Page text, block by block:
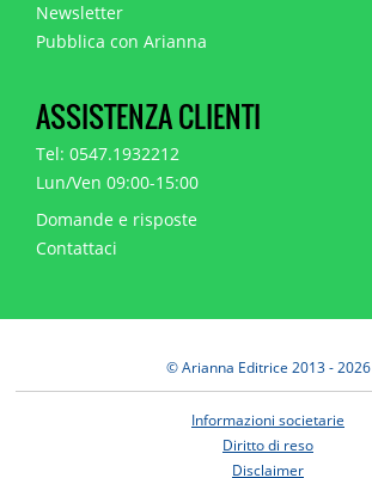
Newsletter
Pubblica con Arianna
ASSISTENZA CLIENTI
Tel: 0547.1932212
Lun/Ven 09:00-15:00
Domande e risposte
Contattaci
© Arianna Editrice 2013 - 2026
Informazioni societarie
Diritto di reso
Disclaimer